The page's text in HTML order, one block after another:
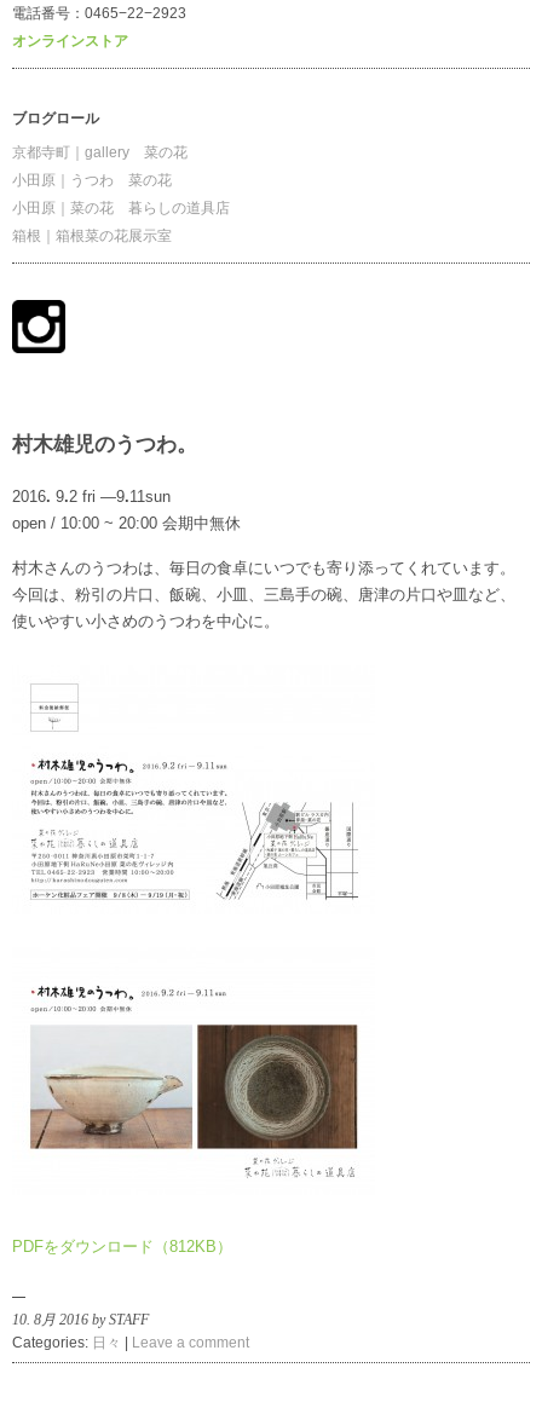
電話番号：0465−22−2923
オンラインストア
ブログロール
京都寺町｜gallery 菜の花
小田原｜うつわ 菜の花
小田原｜菜の花 暮らしの道具店
箱根｜箱根菜の花展示室
村木雄児のうつわ。
2016. 9.2 fri ―9.11sun
open / 10:00 ~ 20:00 会期中無休
村木さんのうつわは、毎日の食卓にいつでも寄り添ってくれています。
今回は、粉引の片口、飯碗、小皿、三島手の碗、唐津の片口や皿など、
使いやすい小さめのうつわを中心に。
PDFをダウンロード（812KB）
10. 8月 2016 by STAFF
Categories: 日々 Leave a comment